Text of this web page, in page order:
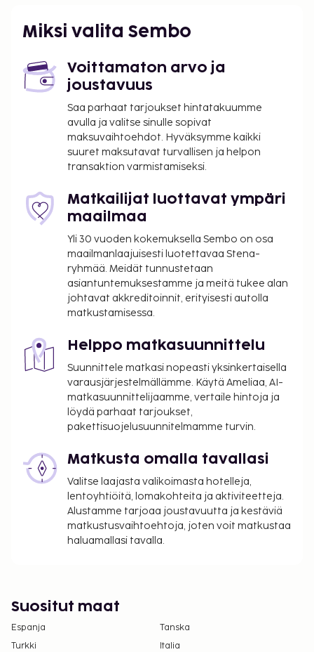
kuuluu ilmainen langaton internetyhteys ja grilli.
suoritettavat maksut. Maksuihin saattaa sisältyä
sovellettavat verot:
Kaupunki perii kaupunkiveron, joka maksetaan
majoituspaikassa. Veron määrä riippuu
kaudesta, eikä sitä välttämättä peritä ympäri
vuoden. Muita poikkeuksia tai alennuksia
saatetaan soveltaa. Lisätietoja saat ottamalla
varausvahvistuksessa olevia tietoja käyttäen.
Kaupungin perimä vero: 1.1.–14.5. välisenä aikana
1.50 EUR per henkilö per yö
Kaupungin perimä vero: 15.5.–14.9. välisenä
aikana 2.30 EUR per henkilö per yö
Kaupungin perimä vero: 15. syyskuuta – 31.
joulukuuta välisenä aikana 1.50 EUR per henkilö
per yö.
Tässä on mainittu kaikki majoituspaikan meille
ilmoittamat maksut.
Miksi valita Sembo
Voittamaton arvo ja
joustavuus
Saa parhaat tarjoukset hintatakuumme
avulla ja valitse sinulle sopivat
maksuvaihtoehdot. Hyväksymme kaikki
suuret maksutavat turvallisen ja helpon
transaktion varmistamiseksi.
Matkailijat luottavat ympäri
maailmaa
Yli 30 vuoden kokemuksella Sembo on osa
maailmanlaajuisesti luotettavaa Stena-
ryhmää. Meidät tunnustetaan
asiantuntemuksestamme ja meitä tukee alan
johtavat akkreditoinnit, erityisesti autolla
matkustamisessa.
Helppo matkasuunnittelu
Suunnittele matkasi nopeasti yksinkertaisella
varausjärjestelmällämme. Käytä Ameliaa, AI-
matkasuunnittelijaamme, vertaile hintoja ja
löydä parhaat tarjoukset,
pakettisuojelusuunnitelmamme turvin.
Matkusta omalla tavallasi
Valitse laajasta valikoimasta hotelleja,
lentoyhtiöitä, lomakohteita ja aktiviteetteja.
Alustamme tarjoaa joustavuutta ja kestäviä
matkustusvaihtoehtoja, joten voit matkustaa
haluamallasi tavalla.
Suositut maat
Espanja
Tanska
Turkki
Italia